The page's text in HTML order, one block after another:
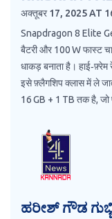
अक्तूबर 17, 2025 AT
Snapdragon 8 Elite
बैटरी और 100 W फास्ट
धाकड़ बनाता है।
इसे फ़्लैगशिप क्लास में ले
16 GB + 1 TB तक है, जो
ಹರೀಶ್ ಗೌಡ